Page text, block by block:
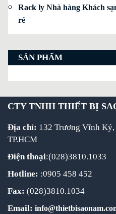
Rack ly Nhà hàng Khách
rẻ
SẢN PHẨM
CTY TNHH THIẾT BỊ
Địa chỉ: 132 Trương Vĩnh
TP.HCM
Điện thoại:(028)3810.1033
Hotline: :0905 458 452
Fax: (028)3810.1034
Email: